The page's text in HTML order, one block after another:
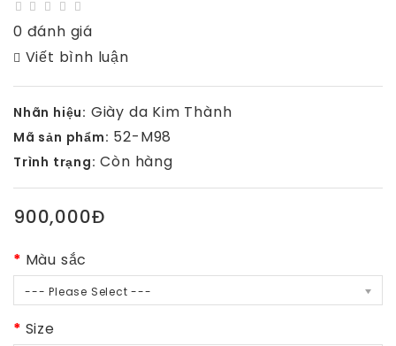
0 đánh giá
Viết bình luận
Nhãn hiệu: Giày da Kim Thành
Mã sản phẩm: 52-M98
Trình trạng: Còn hàng
900,000Đ
Màu sắc
--- Please Select ---
Size